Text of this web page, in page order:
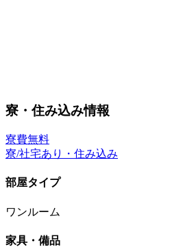
寮・住み込み情報
寮費無料
寮/社宅あり・住み込み
部屋タイプ
ワンルーム
家具・備品